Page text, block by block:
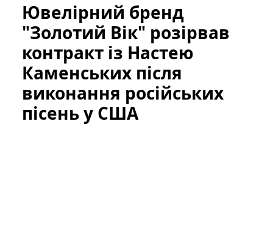
Ювелірний бренд
"Золотий Вік" розірвав
контракт із Настею
Каменських після
виконання російських
пісень у США